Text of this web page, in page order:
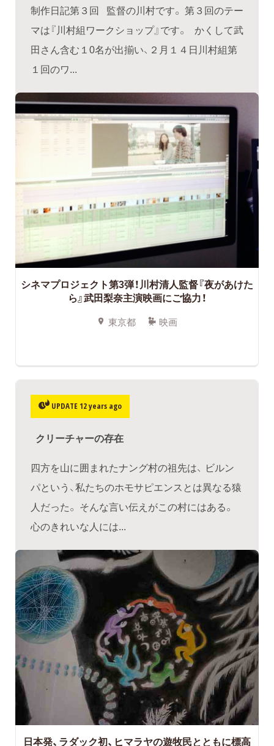
制作日記第３回 監督の川村です。 第３回のテー
マは『川村組ワークショップ』です。 かくして武
田さん含む１0名が出揃い、２月１４日川村組第
１回のワ...
シネマプロジェクト第3弾！川村清人監督『夜があけた
ら』武田梨奈主演映画にご協力！
東京都 映画
UPDATE 12 years ago
クリーチャーの存在
四方を山に囲まれたナング村の祖先は、 ビルン
パという、私たちのホモサピエンスとは異なる猿
人だった。 そんな言い伝えがこの村にはある。
心のきれいな人には...
日本発、ラダック初、ヒマラヤの遊牧民とともに標高